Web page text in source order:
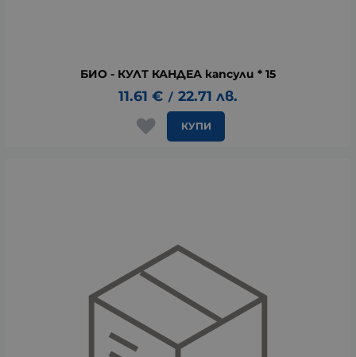
БИО - КУЛТ КАНДЕА капсули * 15
11.61 € / 22.71 лв.
КУПИ